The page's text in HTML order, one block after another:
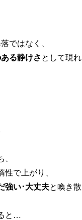
ではなく、
る静けさ として現れ
、
性で上がり、
強い･大丈夫と喚き散
と…